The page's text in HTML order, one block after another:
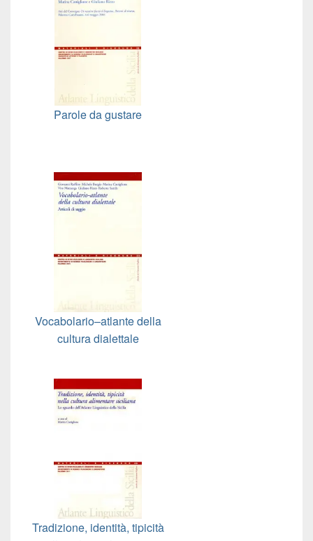
Parole da gustare
Vocabolario–atlante della
cultura dialettale
Tradizione, identità, tipicità